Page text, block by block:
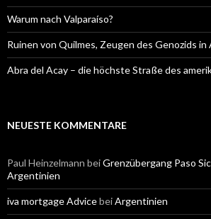
Warum nach Valparaíso?
Ruinen von Quilmes, Zeugen des Genozids
Abra del Acay – die höchste Straße des
NEUESTE KOMMENTARE
Paul Heinzelmann beiGrenzübergang Paso
Argentinien
iva mortgage AdvicebeiArgentinien